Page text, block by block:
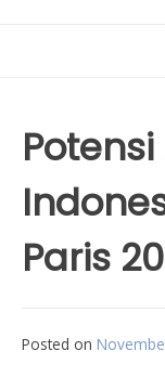
Paris
Posted on